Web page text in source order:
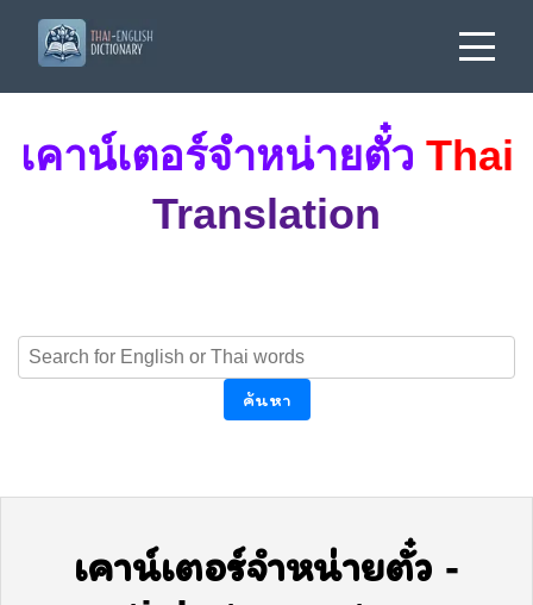
เคาน์เตอร์จำหน่ายตั๋ว Thai
Translation
ค้นหา
เคาน์เตอร์จำหน่ายตั๋ว -